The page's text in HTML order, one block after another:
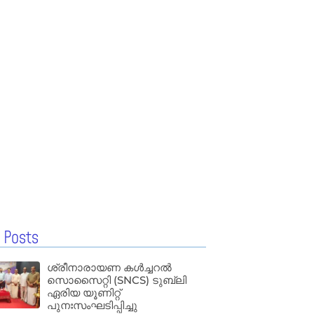
ശ്രീനാരായണ കൾച്ചറൽ
സൊസൈറ്റി (SNCS) ടുബ്ലി
ഏരിയ യൂണിറ്റ്
പുനഃസംഘടിപ്പിച്ചു